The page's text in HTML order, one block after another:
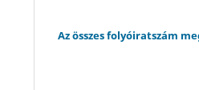
Az összes folyóiratszám